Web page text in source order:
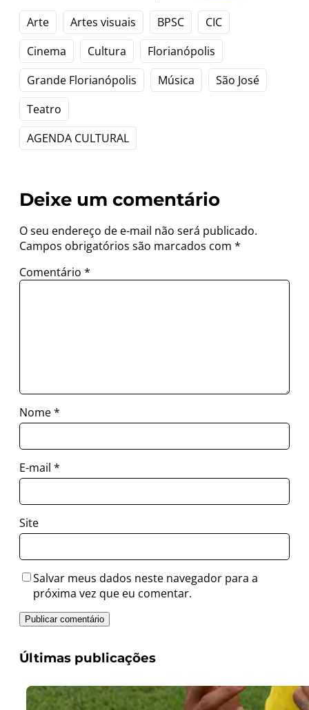
Arte Artes visuais BPSC
CIC
Cinema
Cultura
Florianópolis
Grande Florianópolis
Música
São José
Teatro
AGENDA CULTURAL
Deixe um comentário
O seu endereço de e-mail não será publicado.
Campos obrigatórios são marcados com *
Comentário *
Nome*
E-mail *
Site
Salvar meus dados neste navegador para a
próxima vez que eu comentar.
Últimas publicações